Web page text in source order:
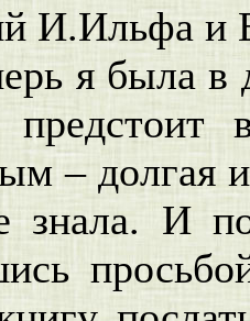
И.Ильфа и
я была в
– долгая
И